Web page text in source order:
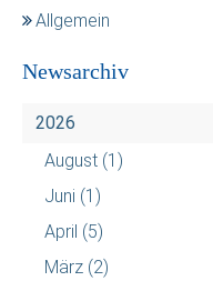
Allgemein
Newsarchiv
2026
August (1)
Juni (1)
April (5)
März (2)